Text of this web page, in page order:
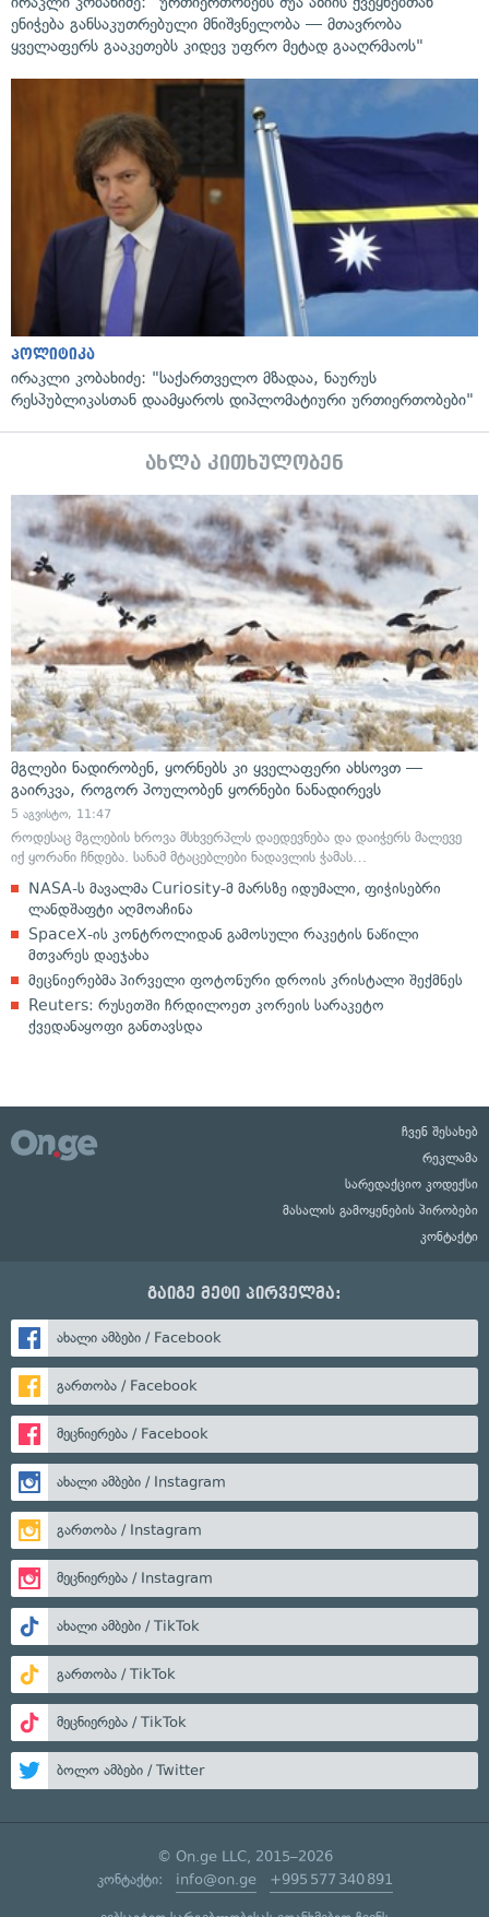
ენიჭება განსაკუთრებული მნიშვნელობა — მთავრობა
ყველაფერს გააკეთებს კიდევ უფრო მეტად გააღრმაოს"
პოლიტიკა
ირაკლი კობახიძე: "საქართველო მზადაა, ნაურუს
რესპუბლიკასთან დაამყაროს დიპლომატიური ურთიერთობები"
ახლა კითხულობენ
მგლები ნადირობენ, ყორნებს კი ყველაფერი ახსოვთ —
გაირკვა, როგორ პოულობენ ყორნები ნანადირევს
5 აგვისტო, 11:47
როდესაც მგლების ხროვა მსხვერპლს დაედევნება და დაიჭერს მალევე
იქ ყორანი ჩნდება. სანამ მტაცებლები ნადავლის ჭამას…
NASA-ს მავალმა Curiosity-მ მარსზე იდუმალი, ფიჭისებრი
ლანდშაფტი აღმოაჩინა
SpaceX-ის კონტროლიდან გამოსული რაკეტის ნაწილი
მთვარეს დაეჯახა
მეცნიერებმა პირველი ფოტონური დროის კრისტალი შექმნეს
Reuters: რუსეთში ჩრდილოეთ კორეის სარაკეტო
ქვედანაყოფი განთავსდა
ჩვენ შესახებ
რეკლამა
სარედაქციო კოდექსი
მასალის გამოყენების პირობები
კონტაქტი
გაიგე მეტი პირველმა:
ახალი ამბები / Facebook
გართობა / Facebook
მეცნიერება / Facebook
ახალი ამბები / Instagram
გართობა / Instagram
მეცნიერება / Instagram
ახალი ამბები / TikTok
გართობა / TikTok
მეცნიერება / TikTok
ბოლო ამბები / Twitter
© On.ge LLC, 2015–2026
კონტაქტი: info@on.ge +995 577 340 891